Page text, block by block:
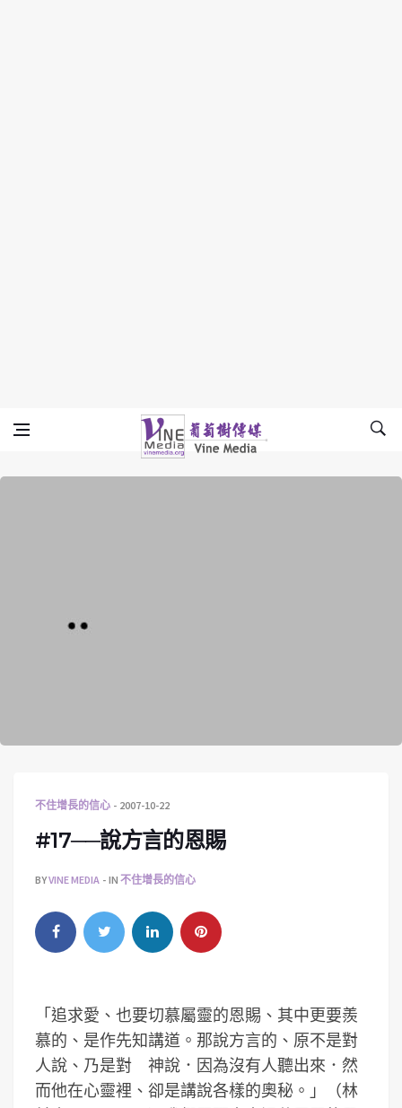
Vine Media
葡萄樹傳媒
不住增長的信心 2007-10-22
#17──說方言的恩賜
BYVINE MEDIA IN 不住增長的信心
「追求愛、也要切慕屬靈的恩賜、其中更要羨
慕的、是作先知講道。那說方言的、原不是對
人說、乃是對 神說．因為沒有人聽出來．然
而他在心靈裡、卻是講說各樣的奧秘。」（林